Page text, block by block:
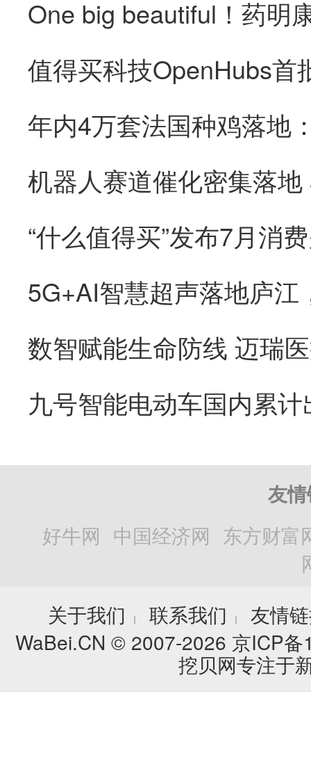
“什么值得买”发布7月消
友
好牛网 中国经济网 东方财富
关于我们
┊ 联系我们 ┊
友情
WaBei.CN © 2007-2026 京ICP
挖贝网专注于